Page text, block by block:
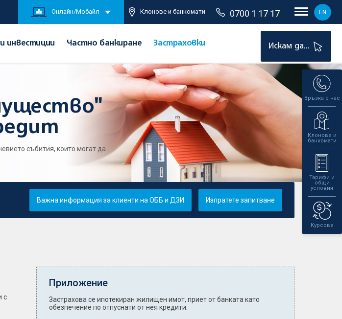
Онлайн/Мобайл Клонове и банкомати 0700 1 17 17 EN
инвестиции Частно банкиране Застраховки Искам да...
Връзка с нас
Клонове и
банкомати
Тарифи и
общи
условия
Курсове
събития, които могат да
Важна информация за клиенти на ОББ и ДЗИ Изпратете запитване
с
Приложение
Застрахова се ипотекиран жилищен имот, приет от банката като
обезпечение по отпуснати от нея кредити.